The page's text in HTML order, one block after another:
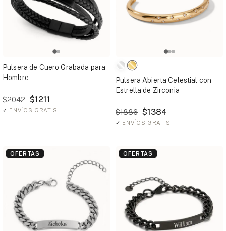
Pulsera de Cuero Grabada para
Hombre
$2042 $1211
✓ ENVÍOS GRATIS
Pulsera Abierta Celestial con
Estrella de Zirconia
$1886 $1384
✓ ENVÍOS GRATIS
OFERTAS OFERTAS